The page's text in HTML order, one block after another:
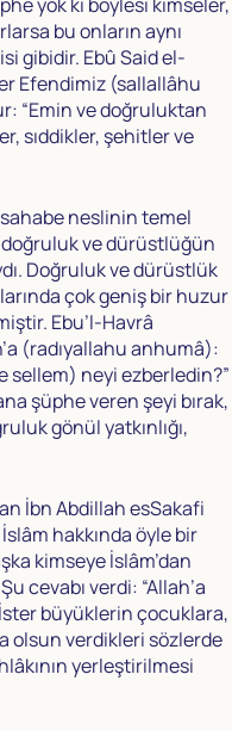
bu onların aynı
gibidir. Ebû Said el-
Efendimiz (sallallâhu
“Emin ve doğruluktan
sıddikler, şehitler ve
sahabe neslinin temel
ve dürüstlüğün
Doğruluk ve dürüstlük
çok geniş bir huzur
Ebu’l-Havrâ
(radıyallahu anhumâ):
sellem) neyi ezberledin?”
şüphe veren şeyi bırak,
gönül yatkınlığı,
İbn Abdillah esSakafi
hakkında öyle bir
kimseye İslâm’dan
cevabı verdi: “Allah’a
büyüklerin çocuklara,
olsun verdikleri sözlerde
yerleştirilmesi